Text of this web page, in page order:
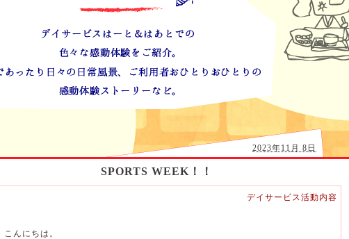
2023年11月 8日
SPORTS WEEK！！
デイサービス活動内容
こんにちは。